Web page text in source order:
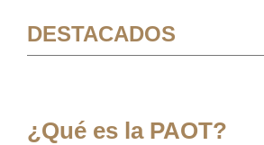
DESTACADOS
¿Qué es la PAOT?